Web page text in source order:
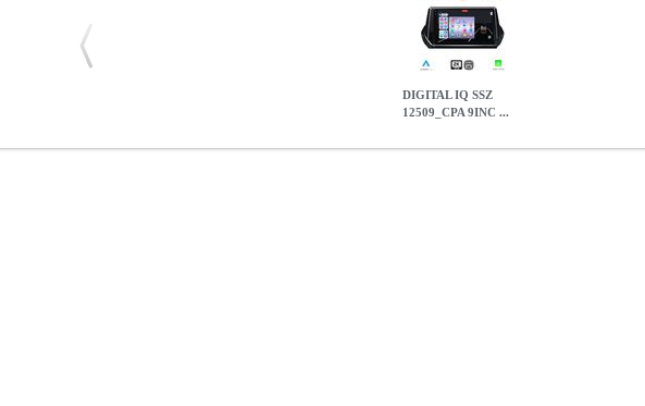
DIGITAL IQ SSZ
12509_CPA 9INC ...
12509_CPA 9INC MULTIMEDIA TABLET FOR PEUGEOT 208 2008 MOD. 2021>